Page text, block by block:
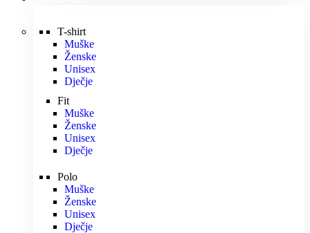
T-shirt
Muške
Ženske
Unisex
Dječje
Fit
Muške
Ženske
Unisex
Dječje
Polo
Muške
Ženske
Unisex
Dječje